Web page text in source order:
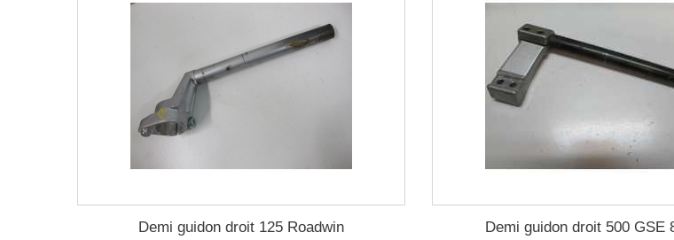
Demi guidon droit 125 Roadwin Demi guidon droit 500 GSE